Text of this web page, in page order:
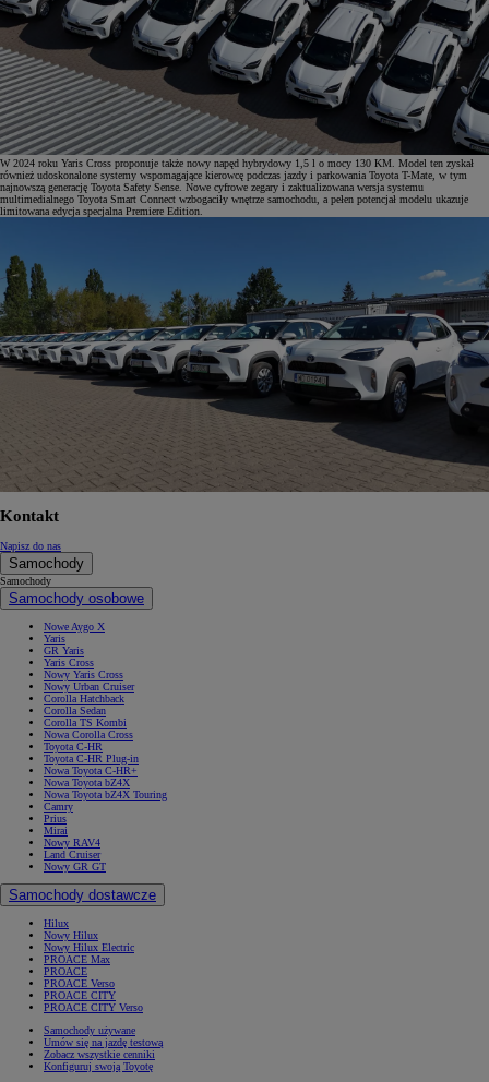
W 2024 roku Yaris Cross proponuje także nowy napęd hybrydowy 1,5 l o mocy 130 KM. Model ten zyskał
również udoskonalone systemy wspomagające kierowcę podczas jazdy i parkowania Toyota T-Mate, w tym
najnowszą generację Toyota Safety Sense. Nowe cyfrowe zegary i zaktualizowana wersja systemu
multimedialnego Toyota Smart Connect wzbogaciły wnętrze samochodu, a pełen potencjał modelu ukazuje
limitowana edycja specjalna Premiere Edition.
Kontakt
Napisz do nas
Samochody
Samochody
Samochody osobowe
Nowe Aygo X
Yaris
GR Yaris
Yaris Cross
Nowy Yaris Cross
Nowy Urban Cruiser
Corolla Hatchback
Corolla Sedan
Corolla TS Kombi
Nowa Corolla Cross
Toyota C-HR
Toyota C-HR Plug-in
Nowa Toyota C-HR+
Nowa Toyota bZ4X
Nowa Toyota bZ4X Touring
Camry
Prius
Mirai
Nowy RAV4
Land Cruiser
Nowy GR GT
Samochody dostawcze
Hilux
Nowy Hilux
Nowy Hilux Electric
PROACE Max
PROACE
PROACE Verso
PROACE CITY
PROACE CITY Verso
Samochody używane
Umów się na jazdę testową
Zobacz wszystkie cenniki
Konfiguruj swoją Toyotę